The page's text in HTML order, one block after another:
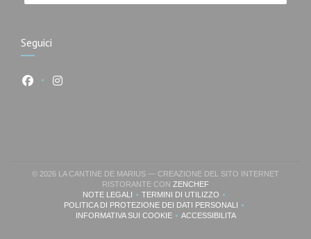
Seguici
Facebook ((apre una nuova finestra))
Instagram ((apre una nuova finestra))
© 2026 LA CANTINE DE MARIUS — CREAZIONE DEL SITO INTERNET
RISTORANTE CON ZENCHEF((APRE UNA NUOVA
NOTE LEGALI((APRE UNA NUOVA FINESTRA))
TERMINI DI UTILIZZO((APRE UNA NUOVA FINESTRA))
POLITICA DI PROTEZIONE DEI DATI PERSONALI
((APRE UNA NUOVA FINESTRA))
INFORMATIVA SUI COOKIE((APRE UNA NUOVA FINESTRA))
ACCESSIBILITA((APRE UNA NUOVA